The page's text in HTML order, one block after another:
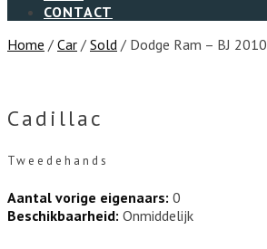
CONTACT
Home / Car / Sold / Dodge Ram – BJ 2010
Cadillac
Tweedehands
Aantal vorige eigenaars: 0
Beschikbaarheid: Onmiddelijk